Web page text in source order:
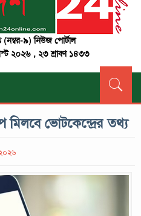
(নম্বর-৯) নিউজ পোর্টাল
২০২৬ , ২৩ শ্রাবণ ১৪৩৩
মিলবে ভোটকেন্দ্রের তথ্য